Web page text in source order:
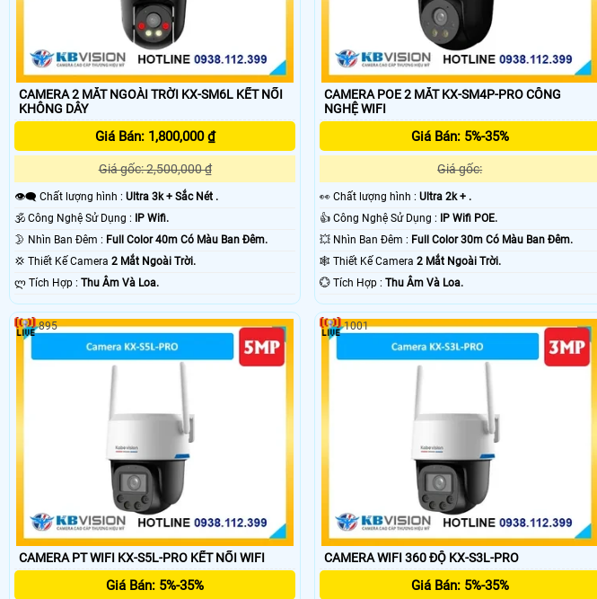
CAMERA 2 MẮT NGOÀI TRỜI KX-SM6L KẾT NỐI
KHÔNG DÂY
Giá Bán: 1,800,000 ₫
Giá gốc: 2,500,000 ₫
👁️‍🗨 Chất lượng hình : Ultra 3k + Sắc Nét .
🕉️ Công Nghệ Sử Dụng :
IP Wifi.
🌛 Nhìn Ban Đêm : Full Color 40m Có Màu Ban Ðêm.
💢 Thiết Kế Camera 2 Mắt Ngoài Trời.
️ლ Tích Hợp : Thu Âm Và Loa.
CAMERA POE 2 MẮT KX-SM4P-PRO CÔNG
NGHỆ WIFI
Giá Bán: 5%-35%
Giá gốc:
️👀 Chất lượng hình : Ultra 2k + .
👍 Công Nghệ Sử Dụng :
IP Wifi POE.
💥 Nhìn Ban Đêm : Full Color 30m Có Màu Ban Ðêm.
🕸️ Thiết Kế Camera 2 Mắt Ngoài Trời.
️💮 Tích Hợp : Thu Âm Và Loa.
CAMERA PT WIFI KX-S5L-PRO KẾT NỐI WIFI
Giá Bán: 5%-35%
895
CAMERA WIFI 360 ĐỘ KX-S3L-PRO
Giá Bán: 5%-35%
1001